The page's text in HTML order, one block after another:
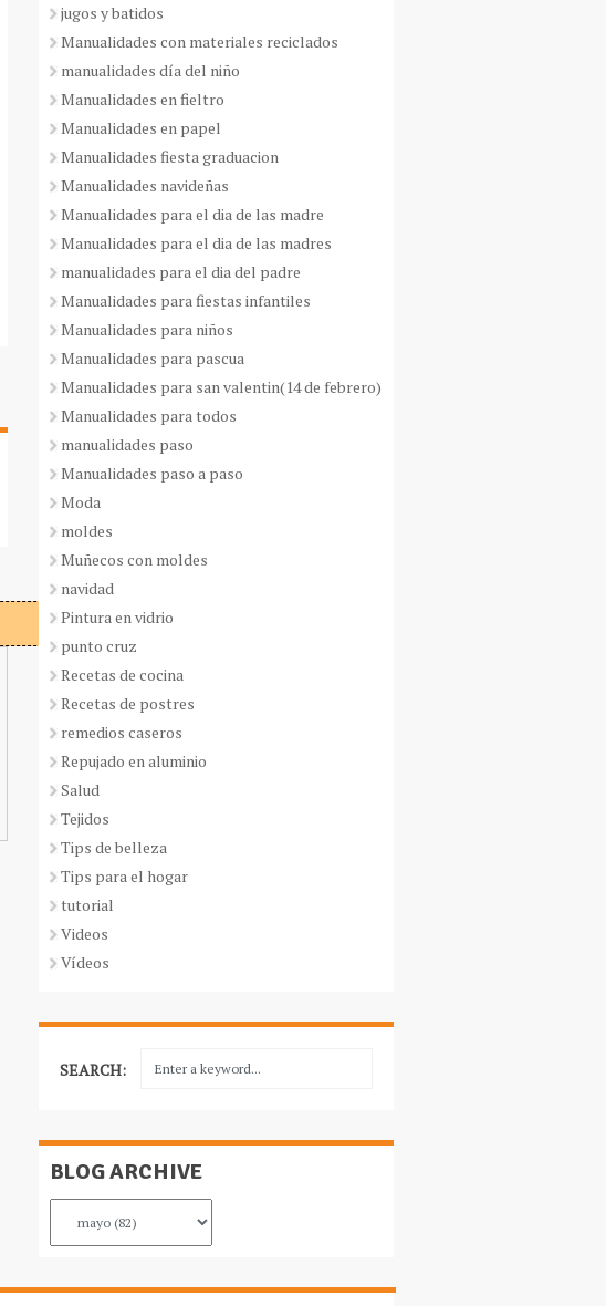
jugos y batidos
Manualidades con materiales reciclados
manualidades día del niño
Manualidades en fieltro
Manualidades en papel
Manualidades fiesta graduacion
Manualidades navideñas
Manualidades para el dia de las madre
Manualidades para el dia de las madres
manualidades para el dia del padre
Manualidades para fiestas infantiles
Manualidades para niños
Manualidades para pascua
Manualidades para san valentin(14 de febrero)
Manualidades para todos
manualidades paso
Manualidades paso a paso
Moda
moldes
Muñecos con moldes
navidad
Pintura en vidrio
punto cruz
Recetas de cocina
Recetas de postres
remedios caseros
Repujado en aluminio
Salud
Tejidos
Tips de belleza
Tips para el hogar
tutorial
Videos
Vídeos
SEARCH:
BLOG ARCHIVE